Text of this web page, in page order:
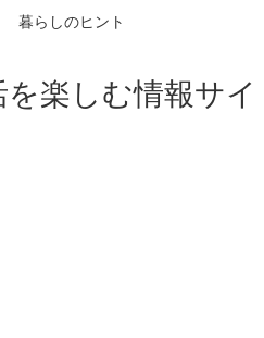
暮らしのヒント
を楽しむ情報サイ